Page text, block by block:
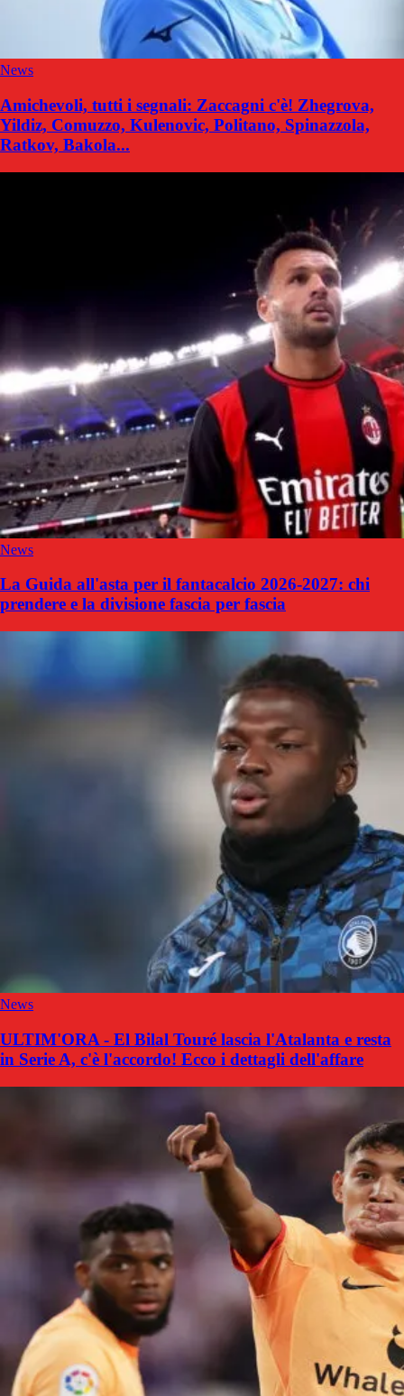
News
Amichevoli, tutti i segnali: Zaccagni c'è! Zhegrova,
Yildiz, Comuzzo, Kulenovic, Politano, Spinazzola,
Ratkov, Bakola...
News
La Guida all'asta per il fantacalcio 2026-2027: chi
prendere e la divisione fascia per fascia
News
ULTIM'ORA - El Bilal Touré lascia l'Atalanta e resta
in Serie A, c'è l'accordo! Ecco i dettagli dell'affare